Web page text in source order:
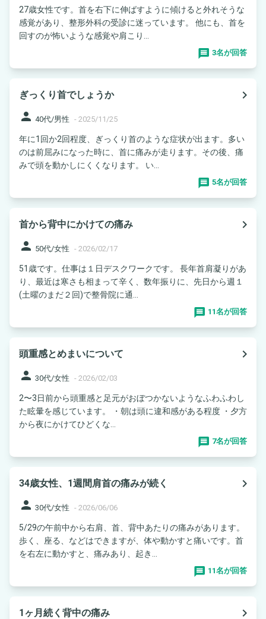
27歳女性です。首を右下に伸ばすように傾けると外れそうな
感覚があり、整形外科の受診に迷っています。 他にも、首を
回すのが怖いような感覚や肩こり...
3名が回答
ぎっくり首でしょうか
navigate_next
person 40代/男性 - 2025/11/25
年に1回か2回程度、ぎっくり首のような症状が出ます。多い
のは前屈みになった時に、首に痛みが走ります。その後、痛
みで頭を動かしにくくなります。 い...
5名が回答
首から背中にかけての痛み
navigate_next
person 50代/女性 - 2026/02/17
51歳です。仕事は１日デスクワークです。 長年首肩凝りがあ
り、最近は寒さも相まって辛く、数年振りに、先日から週１
(土曜のまだ２回)で整骨院に通...
11名が回答
頭重感とめまいについて
navigate_next
person 30代/女性 - 2026/02/03
2〜3日前から頭重感と足元がおぼつかないようなふわふわし
た眩暈を感じています。 ・朝は頭に違和感がある程度 ・夕方
から夜にかけてひどくな...
7名が回答
34歳女性、1週間肩首の痛みが続く
navigate_next
person 30代/女性 - 2026/06/06
5/29の午前中から右肩、首、背中あたりの痛みがあります。
歩く、座る、などはできますが、体や動かすと痛いです。首
を右左に動かすと、痛みあり、起き...
11名が回答
1ヶ月続く背中の痛み navigate_next